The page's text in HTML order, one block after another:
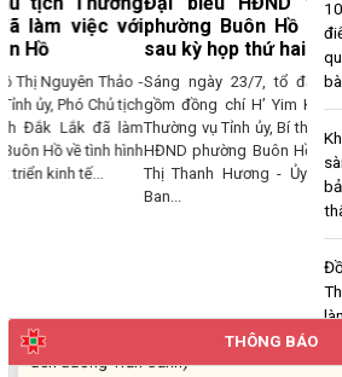
phường Buôn Hồ tiếp xúc cử tri
sau kỳ họp thứ hai
Sáng ngày 23/7, tổ đại biểu HĐND tỉnh
gồm đồng chí H’ Yim Kđoh - Ủy viên Ban
Thường vụ Tỉnh ủy, Bí thư Đảng ủy, Chủ tịch
HĐND phường Buôn Hồ; đồng chí Nguyễn
Thị Thanh Hương - Ủy viên chuyên trách
THÔNG BÁO
Ngọc Loan. Thường trú tại: Phường Buôn
(06/08/2026, 00:00)
V/v công khai Quyết định số 2412/QĐ-
UBND tỉnh Đắk Lắk về việc bổ nhiệm hòa
bàn tỉnh Đắk Lắk
(04/08/2026, 00:00)
Thông báo về việc niêm yết công khai Dự
thường, hỗ trợ và bảng công khai phương
thường, hỗ trợ khi Nhà nước thu hồi đất để
tạo, nâng cấp đường Nơ Trang Lơng (đoạn
đến đường Trần Cảnh)
(30/07/2026, 00:00)